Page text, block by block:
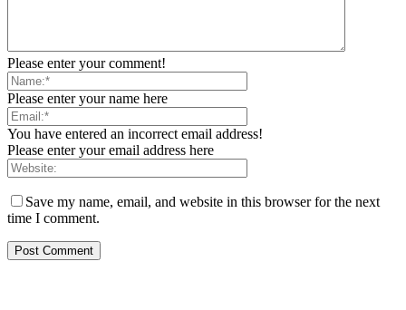
Please enter your comment!
Please enter your name here
You have entered an incorrect email address!
Please enter your email address here
Save my name, email, and website in this browser for the next
time I comment.